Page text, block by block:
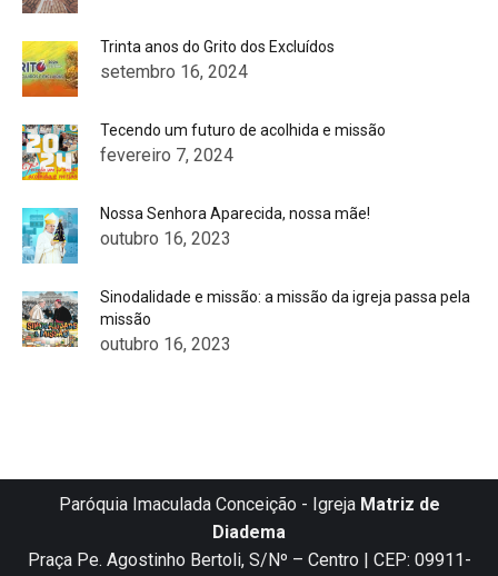
Trinta anos do Grito dos Excluídos
setembro 16, 2024
Tecendo um futuro de acolhida e missão
fevereiro 7, 2024
Nossa Senhora Aparecida, nossa mãe!
outubro 16, 2023
Sinodalidade e missão: a missão da igreja passa pela
missão
outubro 16, 2023
Paróquia Imaculada Conceição - Igreja Matriz de
Diadema
Praça Pe. Agostinho Bertoli, S/Nº – Centro | CEP: 09911-